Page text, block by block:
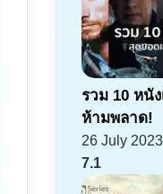
รวม 10 หนั
ห้ามพลาด!
26 July 2023
7.1